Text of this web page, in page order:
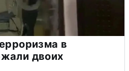
в
двоих